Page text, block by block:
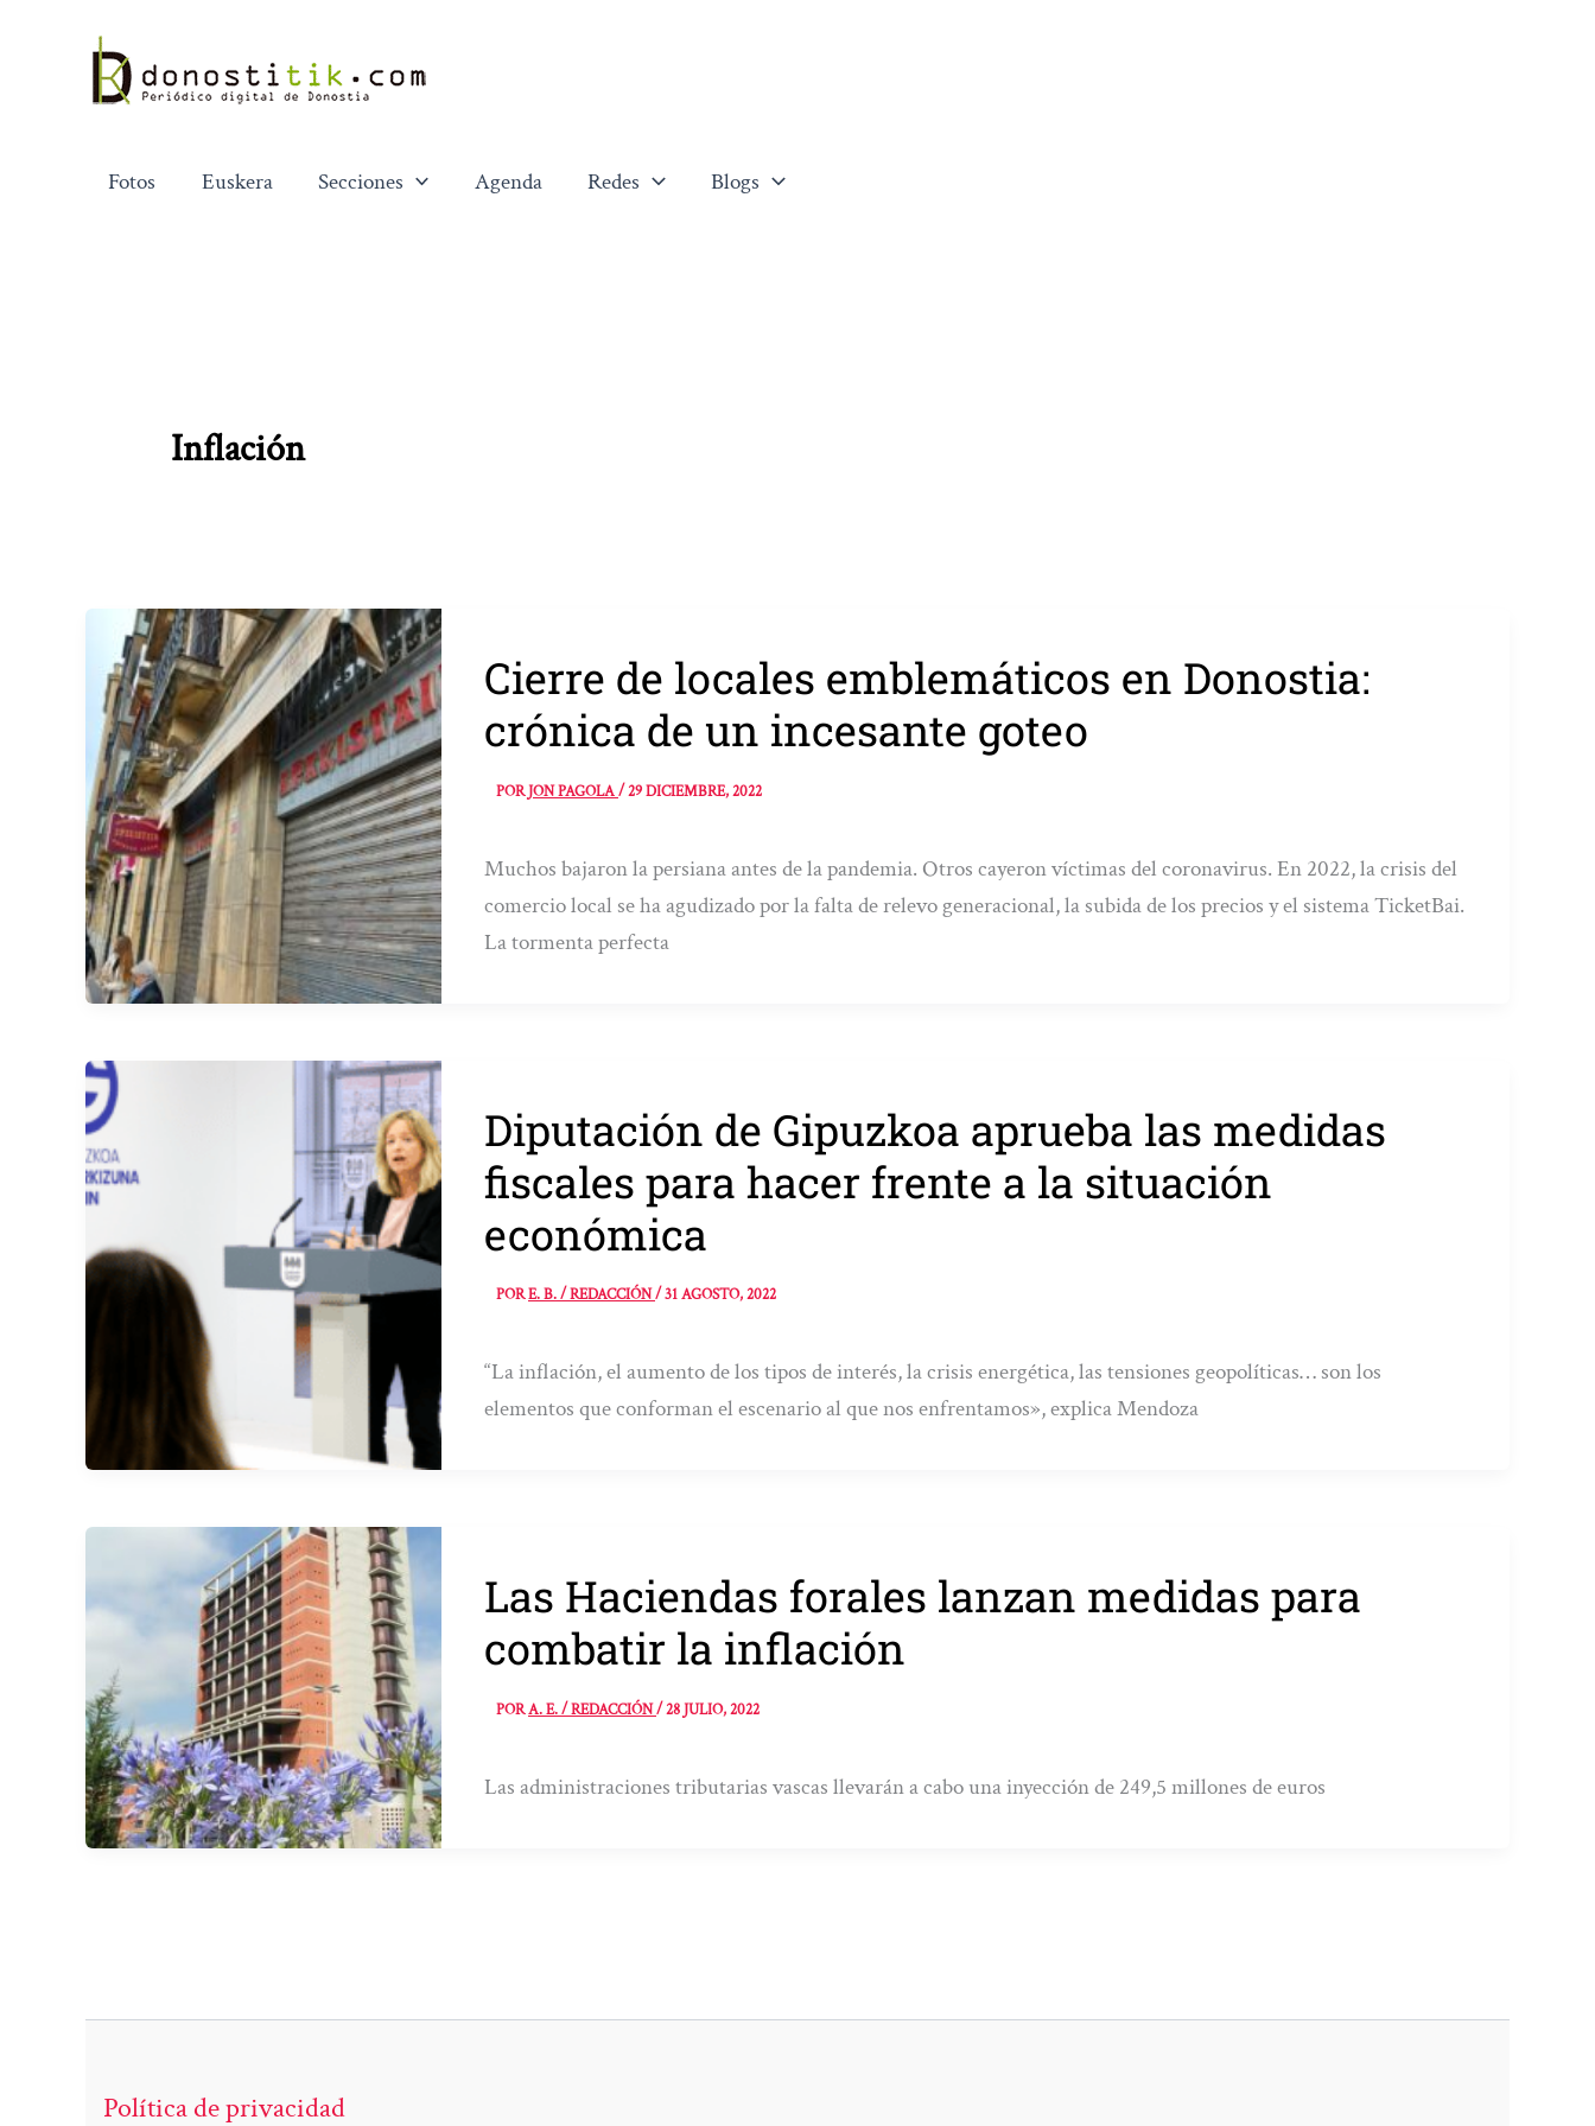
contenido
Fotos Euskera Secciones Agenda Redes Blogs
Inflación
Cierre de locales emblemáticos en Donostia:
crónica de un incesante goteo
PORJON PAGOLA/29 DICIEMBRE, 2022
Muchos bajaron la persiana antes de la pandemia. Otros cayeron víctimas del coronavirus. En 2022, la crisis del
comercio local se ha agudizado por la falta de relevo generacional, la subida de los precios y el sistema TicketBai.
La tormenta perfecta
Diputación de Gipuzkoa aprueba las medidas
fiscales para hacer frente a la situación
económica
PORE. B. / REDACCIÓN/31 AGOSTO, 2022
“La inflación, el aumento de los tipos de interés, la crisis energética, las tensiones geopolíticas… son los
elementos que conforman el escenario al que nos enfrentamos», explica Mendoza
Las Haciendas forales lanzan medidas para
combatir la inflación
PORA. E. / REDACCIÓN/28 JULIO, 2022
Las administraciones tributarias vascas llevarán a cabo una inyección de 249,5 millones de euros
Política de privacidad